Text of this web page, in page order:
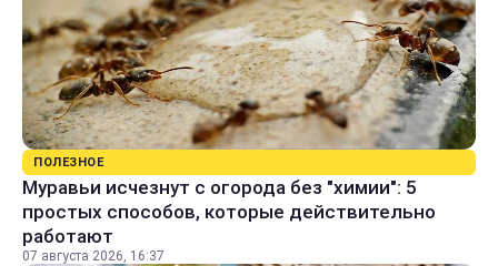
ПОЛЕЗНОЕ
Муравьи исчезнут с огорода без "химии": 5
простых способов, которые действительно
работают
07 августа 2026, 16:37